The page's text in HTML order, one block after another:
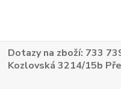
Dotazy na zboží: 733
Kozlovská 3214/15b